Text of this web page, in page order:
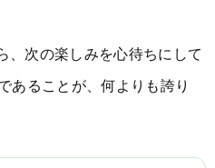
、次の楽しみを心待ちにして
あることが、何よりも誇り